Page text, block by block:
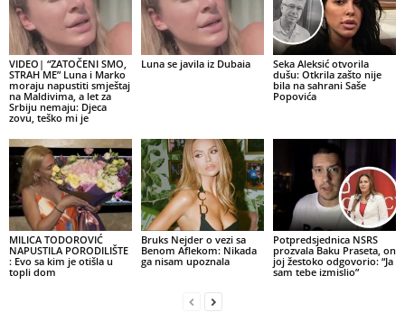
VIDEO| “ZATOČENI SMO,
STRAH ME” Luna i Marko
moraju napustiti smještaj
na Maldivima, a let za
Srbiju nemaju: Djeca
zovu, teško mi je
Luna se javila iz Dubaia
Seka Aleksić otvorila
dušu: Otkrila zašto nije
bila na sahrani Saše
Popovića
MILICA TODOROVIĆ
NAPUSTILA PORODILIŠTE
: Evo sa kim je otišla u
topli dom
Bruks Nejder o vezi sa
Benom Aflekom: Nikada
ga nisam upoznala
Potpredsjednica NSRS
prozvala Baku Praseta, on
joj žestoko odgovorio: “Ja
sam tebe izmislio”